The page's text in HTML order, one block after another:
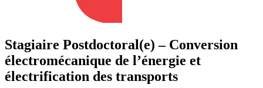
Stagiaire Postdoctoral(e) – Conversion
électromécanique de l’énergie et
électrification des transports